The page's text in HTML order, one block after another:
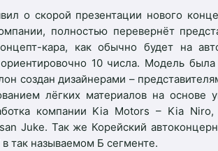
о скорой презентации нового
полностью перевернёт
кара, как обычно будет на
10 числа. Модель
создан дизайнерами –
лёгких материалов на основе
компании Kia Motors – Kia Niro,
Juke. Так же Корейский автоконцерн
так называемом Б сегменте.